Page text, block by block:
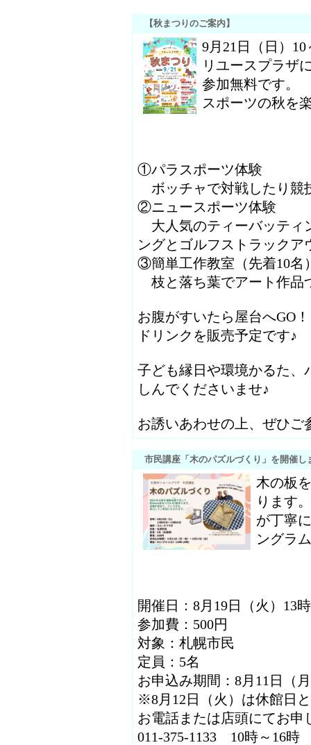
【秋まつりのご案内】
9月21日（日）10
リユースプラザ
参加無料です。
スポーツの秋を
①パラスポーツ体験
ボッチャで対戦したり競
②ニュースポーツ体験
大人気のティーバッティ
ングとゴルフストラックア
③簡単工作教室（先着10名
枝と落ち葉でアート作品
お腹がすいたら屋台へGO
ドリンクを販売予定です♪
子ども縁日や環境かるた、
しんでくださいませ♪
お誘いあわせの上、ぜひご
市民講座「木のパズルづくり」を開催し
木の板
ります
が丁寧
ングラ
開催日：8月19日（火）13
参加費：500円
対象：札幌市民
定員：5名
お申込み期間：8月11日（
※8月12日（火）は休館日
お電話または店頭にてお申
011-375-1133 10時～16時